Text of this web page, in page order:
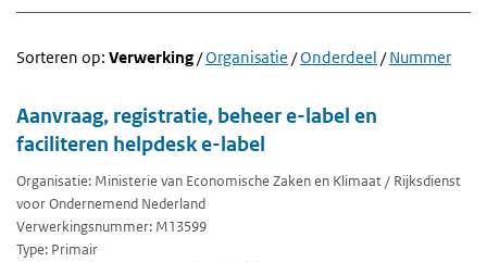
Sorteren op: Verwerking/Organisatie /Onderdeel /Nummer
Aanvraag, registratie, beheer e-label en
faciliteren helpdesk e-label
Organisatie: Ministerie van Economische Zaken en Klimaat / Rijksdienst
voor Ondernemend Nederland
Verwerkingsnummer: M13599
Type: Primair